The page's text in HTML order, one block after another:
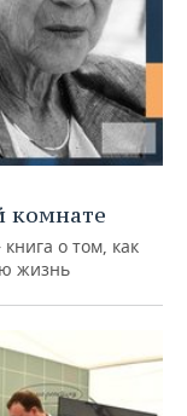
комнате
о том, как
жизнь